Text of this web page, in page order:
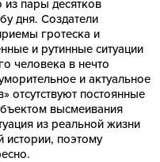
пары десятков
дня. Создатели
гротеска и
и рутинные ситуации
человека в нечто
и актуальное
отсутствуют постоянные
высмеивания
из реальной жизни
истории, поэтому